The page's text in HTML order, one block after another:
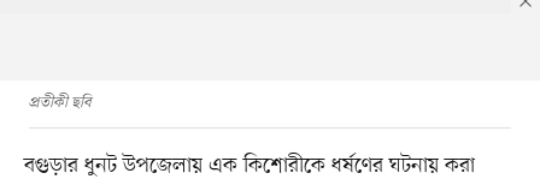
প্রতীকী ছবি
বগুড়ার ধুনট উপজেলায় এক কিশোরীকে ধর্ষণের ঘটনায় করা